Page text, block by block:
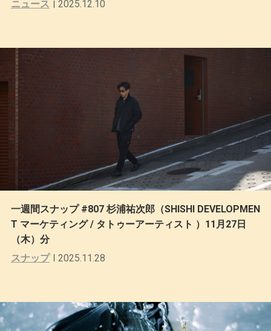
ニュース
2025.12.10
一週間スナップ #807 杉浦祐次郎（SHISHI DEVELOPMEN
T マーケティング / タトゥーアーティスト ）11月27日
（木）分
スナップ
2025.11.28